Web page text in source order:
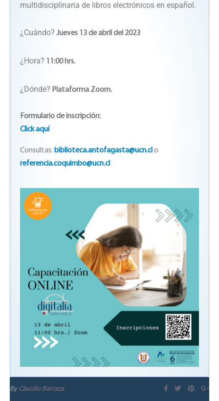
multidisciplinaria de libros electrónicos en español.
¿Cuándo? Jueves 13 de abril del 2023
¿Hora? 11:00 hrs.
¿Dónde? Plataforma Zoom.
Formulario de inscripción:
Click aquí
Consultas: biblioteca.antofagasta@ucn.cl o
referencia.coquimbo@ucn.cl
By Claudio Barraza